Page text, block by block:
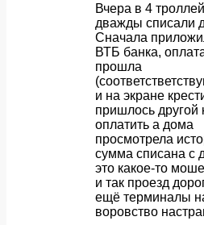
Вчера в 4
дважды списали
Сначала
ВТБ банка,
прошла
и на экране
пришлось другой
оплатить а дома
просмотрела
сумма списана с
это какое-то
и так проезд
ещё терминалы
воровство